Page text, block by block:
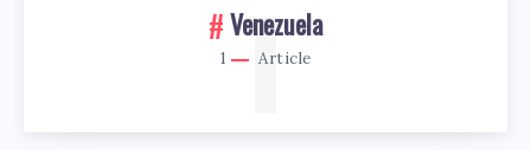
Venezuela
1 Article
1